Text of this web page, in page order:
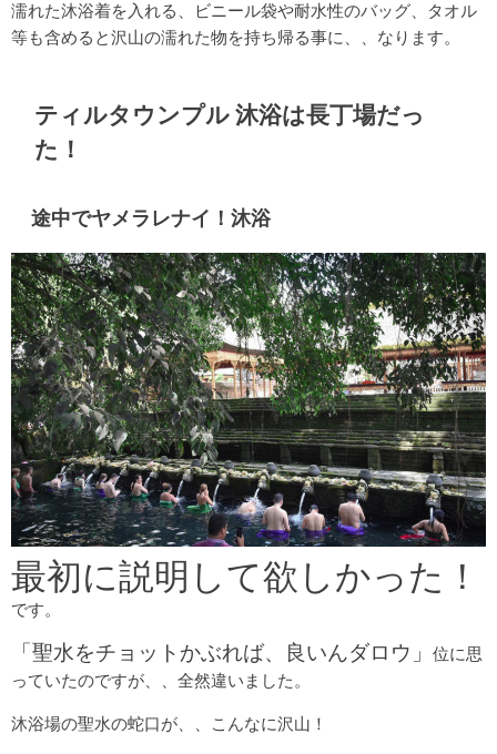
濡れた沐浴着を入れる、ビニール袋や耐水性のバッグ、タオル
等も含めると沢山の濡れた物を持ち帰る事に、、なります。
ティルタウンプル 沐浴は長丁場だっ
た！
途中でヤメラレナイ！沐浴
最初に説明して欲しかった！
です。
「聖水をチョットかぶれば、良いんダロウ」
位に思
っていたのですが、、全然違いました。
沐浴場の聖水の蛇口が、、こんなに沢山！